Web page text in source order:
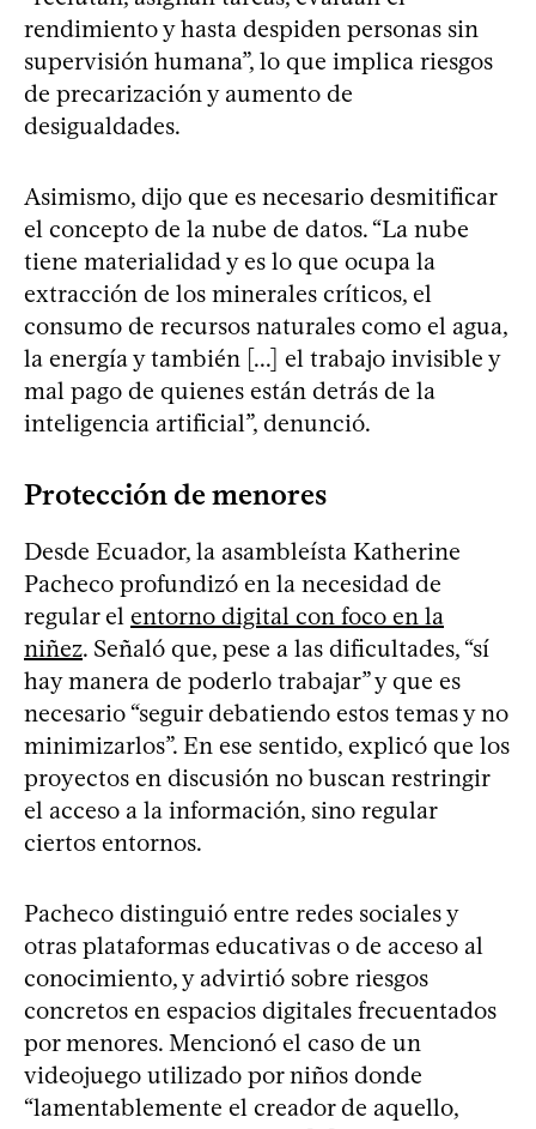
rendimiento y hasta despiden personas sin
supervisión humana”, lo que implica riesgos
de precarización y aumento de
desigualdades.
Asimismo, dijo que es necesario desmitificar
el concepto de la nube de datos. “La nube
tiene materialidad y es lo que ocupa la
extracción de los minerales críticos, el
consumo de recursos naturales como el agua,
la energía y también [...] el trabajo invisible y
mal pago de quienes están detrás de la
inteligencia artificial”, denunció.
Protección de menores
Desde Ecuador, la asambleísta Katherine
Pacheco profundizó en la necesidad de
regular el entorno digital con foco en la
niñez. Señaló que, pese a las dificultades, “sí
hay manera de poderlo trabajar” y que es
necesario “seguir debatiendo estos temas y no
minimizarlos”. En ese sentido, explicó que los
proyectos en discusión no buscan restringir
el acceso a la información, sino regular
ciertos entornos.
Pacheco distinguió entre redes sociales y
otras plataformas educativas o de acceso al
conocimiento, y advirtió sobre riesgos
concretos en espacios digitales frecuentados
por menores. Mencionó el caso de un
videojuego utilizado por niños donde
“lamentablemente el creador de aquello,